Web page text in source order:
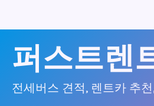
퍼스트렌
전세버스 견적, 렌트카 추천